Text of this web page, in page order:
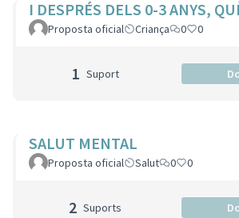
I DESPRÉS DELS 0-3 ANYS,
Proposta oficial Criança 0 0
1 Suport
SALUT MENTAL
Proposta oficial Salut 0 0
2 Suports